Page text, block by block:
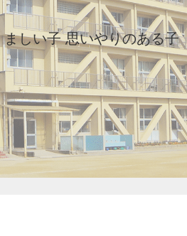
しい子 思いやりのある子